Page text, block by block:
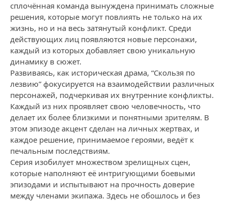
сплочённая команда вынуждена принимать сложные
решения, которые могут повлиять не только на их
жизнь, но и на весь затянутый конфликт. Среди
действующих лиц появляются новые персонажи,
каждый из которых добавляет свою уникальную
динамику в сюжет.
Развиваясь, как историческая драма, “Скользя по
лезвию” фокусируется на взаимодействии различных
персонажей, подчеркивая их внутренние конфликты.
Каждый из них проявляет свою человечность, что
делает их более близкими и понятными зрителям. В
этом эпизоде акцент сделан на личных жертвах, и
каждое решение, принимаемое героями, ведёт к
печальным последствиям.
Серия изобилует множеством зрелищных сцен,
которые наполняют её интригующими боевыми
эпизодами и испытывают на прочность доверие
между членами экипажа. Здесь не обошлось и без